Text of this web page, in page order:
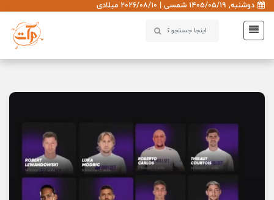
دوشنبه, 1405/05/19 شمسی | 2026/08/10 میلادی